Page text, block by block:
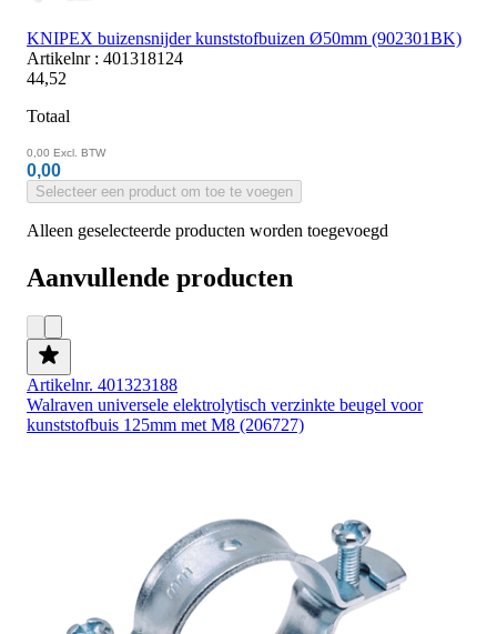
KNIPEX buizensnijder kunststofbuizen Ø50mm (902301BK)
Artikelnr : 401318124
44,52
Totaal
0,00 Excl. BTW
0,00
Selecteer een product om toe te voegen
Alleen geselecteerde producten worden toegevoegd
Aanvullende producten
Artikelnr. 401323188
Walraven universele elektrolytisch verzinkte beugel voor
kunststofbuis 125mm met M8 (206727)